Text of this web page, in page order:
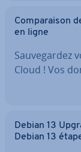
Com­pa­rai­son
en ligne
Sau­ve­gar­dez
Cloud ! Vos
Debian 13
Debian 13